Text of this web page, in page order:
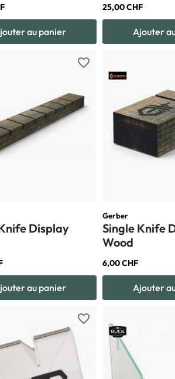
au panier
25,00 CHF
Ajouter
favorite_border
Display
au panier
Gerber
Single Knife
Wood
6,00 CHF
Ajouter
favorite_border